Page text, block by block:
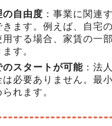
の自由度 ：事業に関連
きます。例えば、自宅
用する場合、家賃の一
す。
のスタートが可能 ：法
は必要ありません。最
れます。